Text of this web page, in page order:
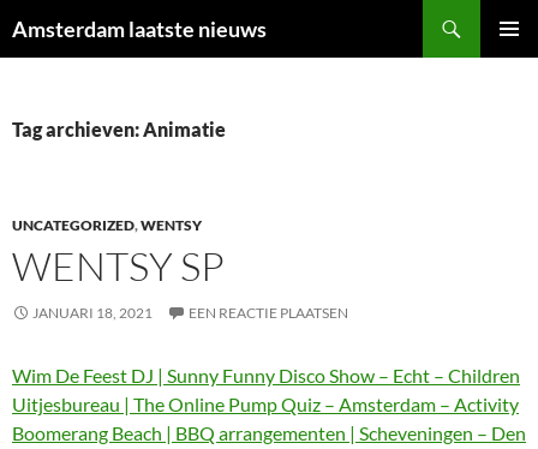
naar
Amsterdam laatste nieuws
Tag archieven: Animatie
UNCATEGORIZED,WENTSY
WENTSY SP
JANUARI 18, 2021 EEN REACTIE PLAATSEN
Wim De Feest DJ | Sunny Funny Disco Show – Echt – Children
Uitjesbureau | The Online Pump Quiz – Amsterdam – Activity
Boomerang Beach | BBQ arrangementen | Scheveningen – Den